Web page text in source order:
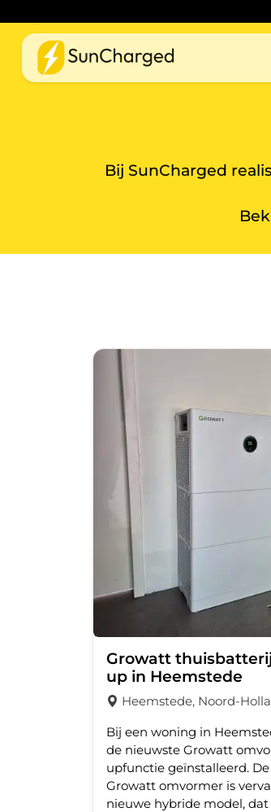
Bij SunCharged
Growatt
up in Heemstede
Heemstede, Noord-
Bij een woning in
de nieuwste Growatt
upfunctie geïnstalleerd.
Growatt omvormer is
nieuwe hybride model, dat